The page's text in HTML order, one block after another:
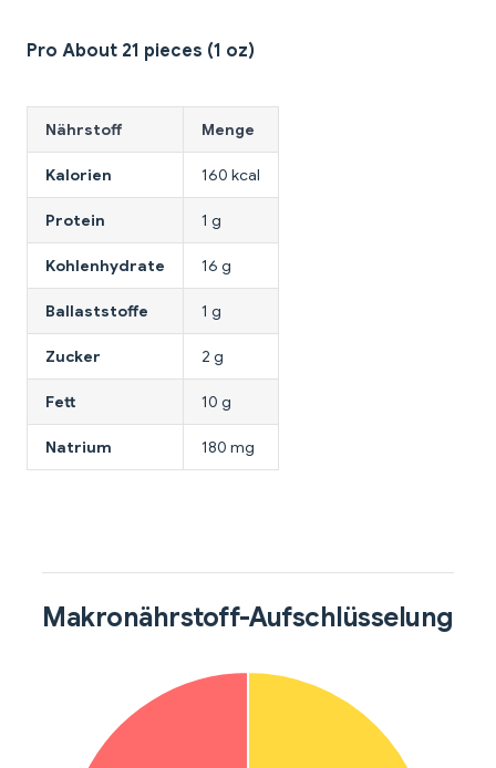
Pro About 21 pieces (1 oz)
Nährstoff Menge
Kalorien 160 kcal
Protein 1 g
Kohlenhydrate 16 g
Ballaststoffe 1 g
Zucker 2 g
Fett 10 g
Natrium 180 mg
Makronährstoff-Aufschlüsselung